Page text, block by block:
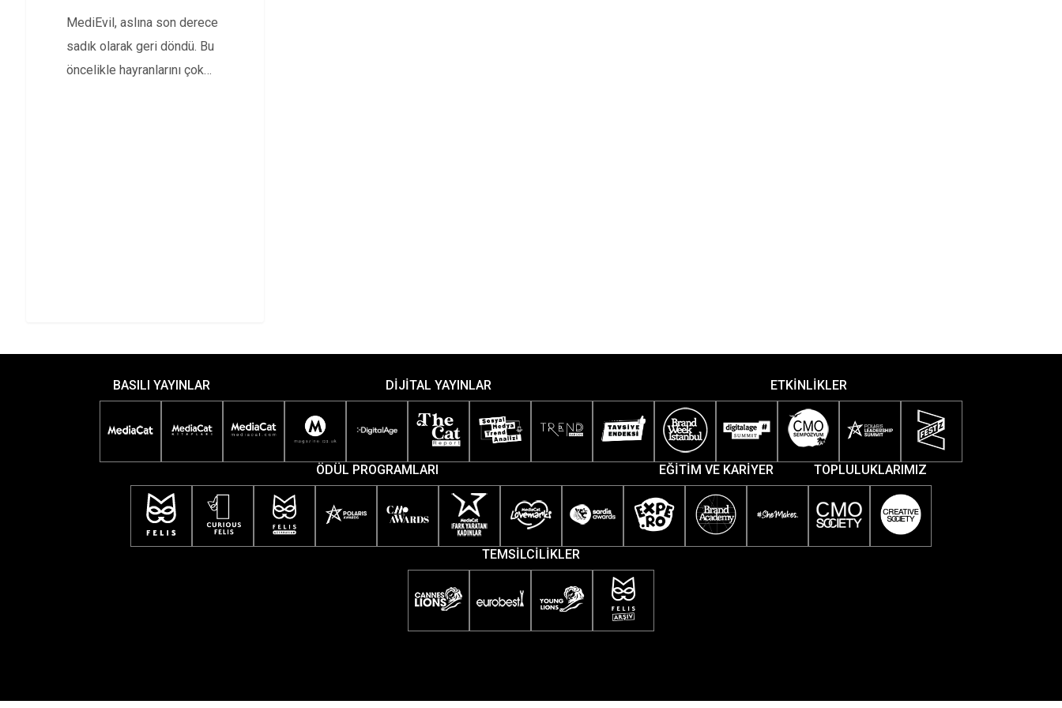
MediEvil, aslına son derece
sadık olarak geri döndü. Bu
öncelikle hayranlarını çok
BASILI YAYINLAR DİJİTAL YAYINLAR ETKİNLİKLER
ÖDÜL PROGRAMLARI EĞİTİM VE KARİYER TOPLULUKLARIMIZ
TEMSİLCİLİKLER